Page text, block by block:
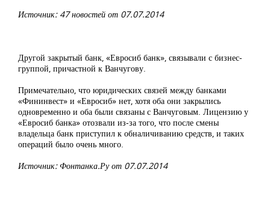
Источник: 47 новостей от 07.07.2014
Другой закрытый банк, «Евросиб банк», связывали с бизнес-
группой, причастной к Ванчугову.
Примечательно, что юридических связей между банками
«Фининвест» и «Евросиб» нет, хотя оба они закрылись
одновременно и оба были связаны с Ванчуговым. Лицензию у
«Евросиб банка» отозвали из-за того, что после смены
владельца банк приступил к обналичиванию средств, и таких
операций было очень много.
Источник: Фонтанка.Ру от 07.07.2014